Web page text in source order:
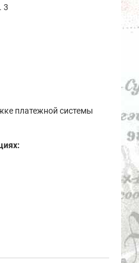
3
платежной системы